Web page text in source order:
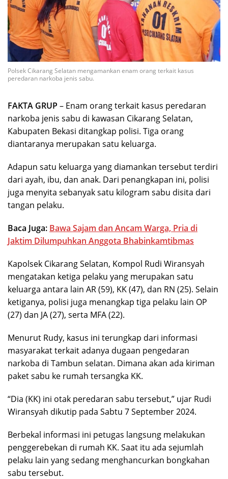
Polsek Cikarang Selatan mengamankan enam orang terkait kasus
peredaran narkoba jenis sabu.
FAKTA GRUP – Enam orang terkait kasus peredaran
narkoba jenis sabu di kawasan Cikarang Selatan,
Kabupaten Bekasi ditangkap polisi. Tiga orang
diantaranya merupakan satu keluarga.
Adapun satu keluarga yang diamankan tersebut terdiri
dari ayah, ibu, dan anak. Dari penangkapan ini, polisi
juga menyita sebanyak satu kilogram sabu disita dari
tangan pelaku.
Baca Juga: Bawa Sajam dan Ancam Warga, Pria di
Jaktim Dilumpuhkan Anggota Bhabinkamtibmas
Kapolsek Cikarang Selatan, Kompol Rudi Wiransyah
mengatakan ketiga pelaku yang merupakan satu
keluarga antara lain AR (59), KK (47), dan RN (25). Selain
ketiganya, polisi juga menangkap tiga pelaku lain OP
(27) dan JA (27), serta MFA (22).
Menurut Rudy, kasus ini terungkap dari informasi
masyarakat terkait adanya dugaan pengedaran
narkoba di Tambun selatan. Dimana akan ada kiriman
paket sabu ke rumah tersangka KK.
“Dia (KK) ini otak peredaran sabu tersebut,” ujar Rudi
Wiransyah dikutip pada Sabtu 7 September 2024.
Berbekal informasi ini petugas langsung melakukan
penggerebekan di rumah KK. Saat itu ada sejumlah
pelaku lain yang sedang menghancurkan bongkahan
sabu tersebut.